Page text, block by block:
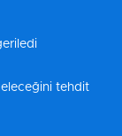
tehdit